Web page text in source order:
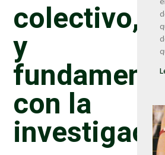
colectivo,
y
con la